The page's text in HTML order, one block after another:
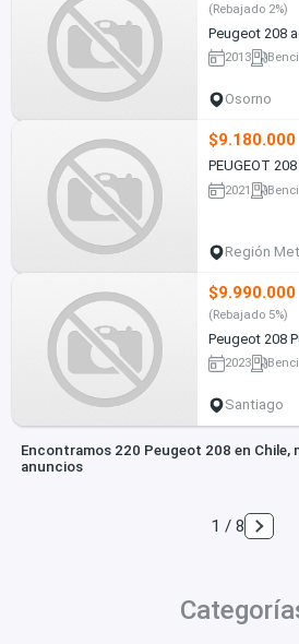
(Rebajado 2%)
Peugeot 208
2013
Osorno
$9.180.000
PEUGEOT
2021
Región
$9.990.000
(Rebajado 5%)
Peugeot 208
2023
Santiago
Encontramos 220 Peugeot 208 en Chile,
anuncios
1 / 8